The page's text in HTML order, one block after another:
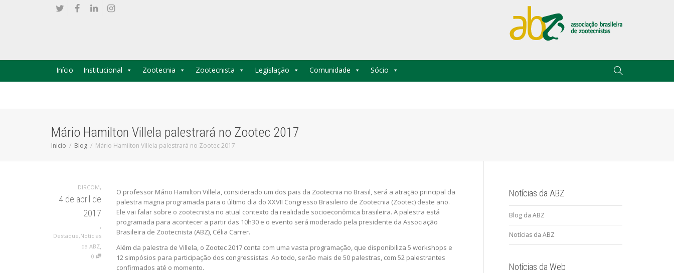
Início Institucional Zootecnia Zootecnista Legislação Comunidade Sócio
Mário Hamilton Villela palestrará no Zootec 2017
Inicio Blog Mário Hamilton Villela palestrará no Zootec 2017
DIRCOM,
4 de abril de
2017
Destaque,Notícias
da ABZ
0
O professor Mário Hamilton Villela, considerado um dos pais da Zootecnia no Brasil, será a atração principal da
palestra magna programada para o último dia do XXVII Congresso Brasileiro de Zootecnia (Zootec) deste ano.
Ele vai falar sobre o zootecnista no atual contexto da realidade socioeconômica brasileira. A palestra está
programada para acontecer a partir das 10h30 e o evento será moderado pela presidente da Associação
Brasileira de Zootecnista (ABZ), Célia Carrer.
Além da palestra de Villela, o Zootec 2017 conta com uma vasta programação, que disponibiliza 5 workshops e
12 simpósios para participação dos congressistas. Ao todo, serão mais de 50 palestras, com 52 palestrantes
confirmados até o momento.
Notícias da ABZ
Blog da ABZ
Notícias da ABZ
Notícias da Web